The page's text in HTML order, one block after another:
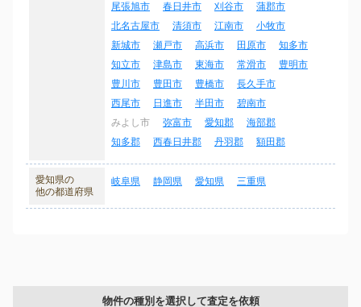
尾張旭市
春日井市 刈谷市
蒲郡市
北名古屋市
清須市 江南市
小牧市
新城市
瀬戸市 高浜市 田原市
知多市
知立市
津島市 東海市 常滑市
豊明市
豊川市
豊田市 豊橋市
長久手市
西尾市
日進市 半田市
碧南市
みよし市
弥富市 愛知郡
海部郡
知多郡
西春日井郡 丹羽郡 額田郡
愛知県の
他の都道府県
岐阜県 静岡県 愛知県 三重県
物件の種別を選択して査定を依頼